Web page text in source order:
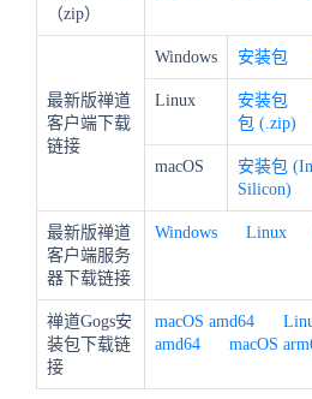
（zip）
最新版禅道
客户端下载
链接
Windows 安装包
Linux 安装包
包 (.zip)
macOS 安装包
Silicon)
最新版禅道
客户端服务
器下载链接
Windows Linux
禅道Gogs安
装包下载链
接
macOS amd64
amd64
macOS